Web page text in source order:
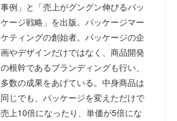
事例」と「売上がグングン伸びるパッ
ケージ戦略」を出版。パッケージマー
ケティングの創始者。パッケージの企
画やデザインだけではなく、商品開発
の根幹であるブランディングも行い、
多数の成果をあげている。中身商品は
同じでも、パッケージを変えただけで
売上10倍になったり、単価が5倍にな